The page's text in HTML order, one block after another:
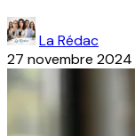
La Rédac
27 novembre 2024